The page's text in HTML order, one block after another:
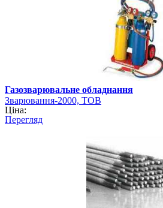
Газозварювальне обладнання
Зварювання-2000, ТОВ
Ціна:
Перегляд